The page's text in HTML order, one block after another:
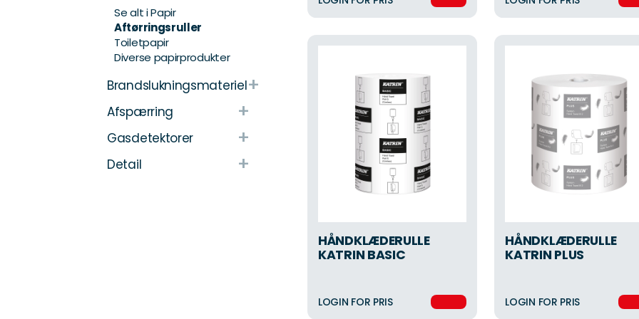
Se alt i Papir
Aftørringsruller
Toiletpapir
Diverse papirprodukter
Brandslukningsmateriel+
Afspærring +
Gasdetektorer +
Detail +
HÅNDKLÆDERULLE
KATRIN BASIC
LOGIN FOR PRIS
HÅNDKLÆDERULLE
KATRIN PLUS
LOGIN FOR PRIS